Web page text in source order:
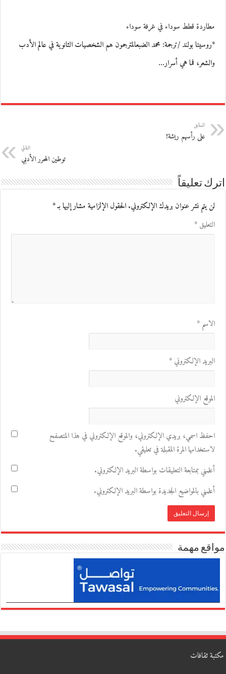
مطاردة قطط سوداء في غرفة سوداء
*روسيتا بولند /ترجمة: محمد الضبعالمترجمون هم الشخصيات الثانوية في عالم الأدب
والشعر، فما هي أسرار…
السابق
على رأسهم ريشة!
التالي
توطين المحرر الأدبي
اترك تعليقاً
لن يتم نشر عنوان بريدك الإلكتروني.الحقول الإلزامية مشار إليها بـ*
التعليق*
الاسم*
البريد الإلكتروني*
الموقع الإلكتروني
احفظ اسمي، بريدي الإلكتروني، والموقع الإلكتروني في هذا المتصفح
لاستخدامها المرة المقبلة في تعليقي.
أعلمني بمتابعة التعليقات بواسطة البريد الإلكتروني.
أعلمني بالمواضيع الجديدة بواسطة البريد الإلكتروني.
مواقع مهمة
مكتبة ثقافات